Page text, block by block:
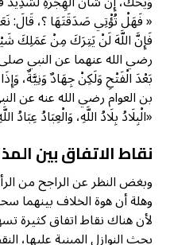
« فَهَلْ تُؤْتِي صَدَقَتَهَا ؟، قَالَ:
فَإِنَّ اللَّهَ لَنْ يَتِرَكَ مِنْ عَمَلِكَ
رضي الله عنهما عن النبي
بَعْدَ الْفَتْحِ وَلَكِنْ جِهَادٌ وَنِيَّةٌ،
بن العوام رضي الله عنه عن
«الْبِلَادُ بِلَادُ اللَّهِ، وَالْعِبَادُ
نقاط الاتفاق بين
وبغض النظر عن الراجح من
وهلة أن هوة الخلاف بينهما
لأن هناك نقاط اتفاق كثيرة
بحث النوازل المبنية عليها،